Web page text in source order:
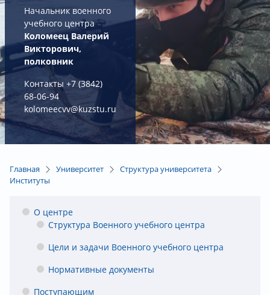
Начальник военного
учебного центра
Коломеец Валерий
Викторович,
полковник
Контакты +7 (3842)
68-06-94
kolomeecvv@kuzstu.ru
Главная Университет
Структура университета
Институты
О центре
Структура Военного учебного центра
Цели и задачи Военного учебного центра
Нормативные документы
Поступающим